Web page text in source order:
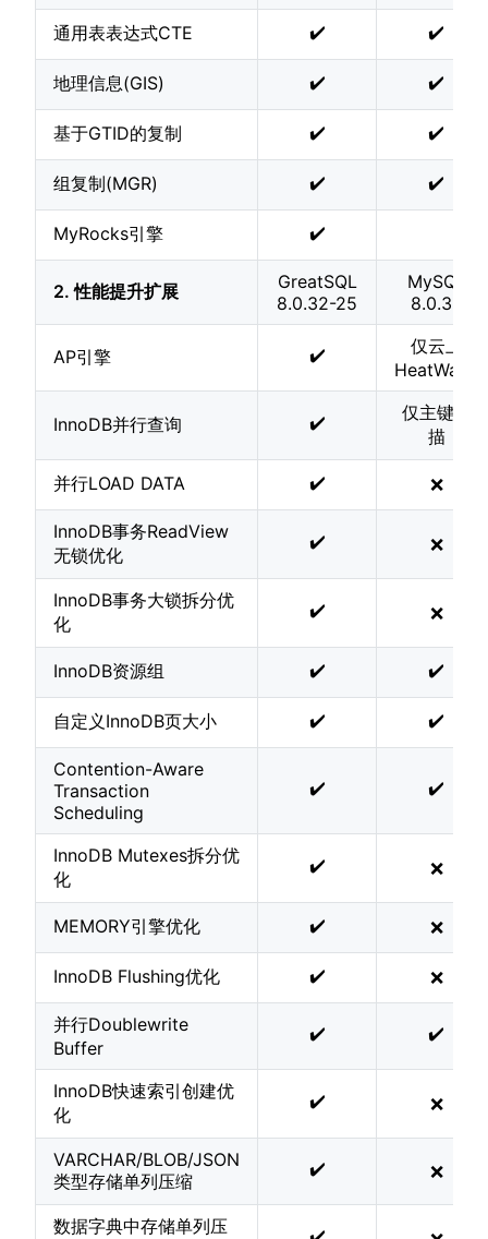
通用表表达式CTE ✔️ ✔️
地理信息(GIS) ✔️ ✔️
基于GTID的复制 ✔️ ✔️
组复制(MGR) ✔️ ✔️
MyRocks引擎 ✔️
2. 性能提升扩展
GreatSQL
8.0.32-25
MySQL
8.0.32
AP引擎 ✔️
仅云上
HeatWave
InnoDB并行查询 ✔️
仅主键扫
描
并行LOAD DATA ✔️ ❌
InnoDB事务ReadView
无锁优化
✔️ ❌
InnoDB事务大锁拆分优
化
✔️ ❌
InnoDB资源组 ✔️ ✔️
自定义InnoDB页大小 ✔️ ✔️
Contention-Aware
Transaction
Scheduling
✔️ ✔️
InnoDB Mutexes拆分优
化
✔️ ❌
MEMORY引擎优化 ✔️ ❌
InnoDB Flushing优化 ✔️ ❌
并行Doublewrite
Buffer
✔️ ✔️
InnoDB快速索引创建优
化
✔️ ❌
VARCHAR/BLOB/JSON
类型存储单列压缩
✔️ ❌
数据字典中存储单列压